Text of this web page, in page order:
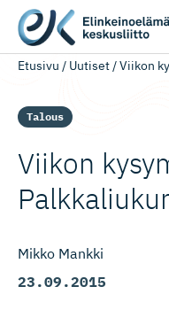
Etusivu / Uutiset/Viikon
Talous
Viikon
Mikko Mankki
23.09.2015